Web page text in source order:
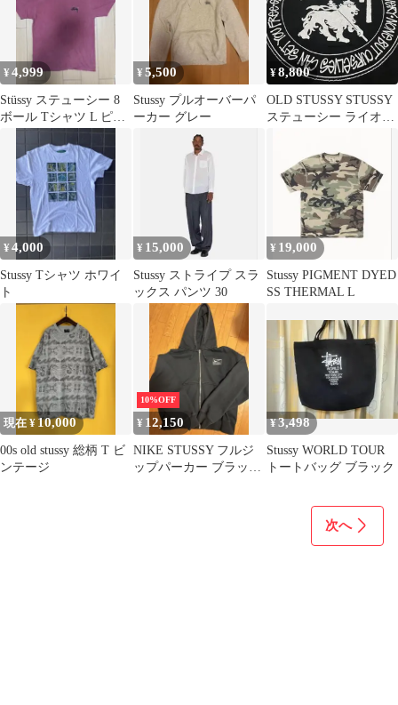
¥4,999
Stüssy ステューシー 8
ボール Tシャツ L ピン
¥5,500
Stussy プルオーバーパ
ーカー グレー
¥8,800
OLD STUSSY STUSSY
ステューシー ライオン
¥4,000
Stussy Tシャツ ホワイ
ト
¥ 15,000
Stussy ストライプ スラ
ックス パンツ 30
¥ 19,000
Stussy PIGMENT DYED
SS THERMAL L
現在 ¥ 10,000
00s old stussy 総柄 T ビ
ンテージ
10%OFF
¥ 12,150
NIKE STUSSY フルジ
ップパーカー ブラック
¥3,498
Stussy WORLD TOUR
トートバッグ ブラック
次へ